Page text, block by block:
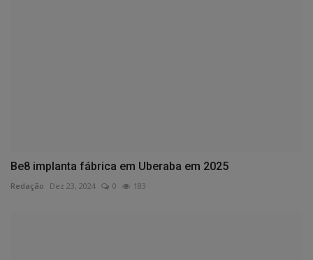
Be8 implanta fábrica em Uberaba em 2025
Redação Dez 23, 2024 0 183